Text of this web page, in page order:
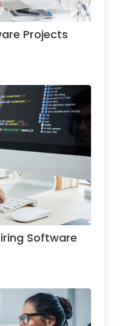
Projects
Software